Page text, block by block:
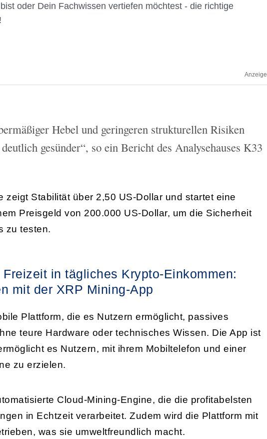
oder Dein Fachwissen vertiefen möchtest - die richtige
Anzeige
Hebel und geringeren strukturellen Risiken
gesünder“, so ein Bericht des Analysehauses K33
zeigt Stabilität über 2,50 US-Dollar und startet eine
Preisgeld von 200.000 US-Dollar, um die Sicherheit
zu testen.
in tägliches Krypto-Einkommen:
mit der XRP Mining-App
Plattform, die es Nutzern ermöglicht, passives
teure Hardware oder technisches Wissen. Die App ist
es Nutzern, mit ihrem Mobiltelefon und einer
zu erzielen.
Cloud-Mining-Engine, die die profitabelsten
in Echtzeit verarbeitet. Zudem wird die Plattform mit
was sie umweltfreundlich macht.